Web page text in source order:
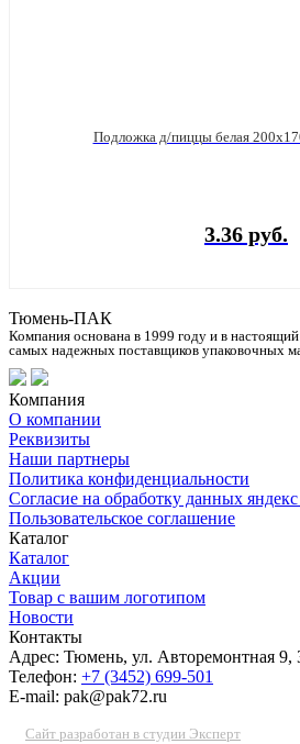
Подложка д/пиццы белая
3.36 руб.
Тюмень-ПАК
Компания основана в 1999 году и в
самых надежных поставщиков упаковочных
Компания
О компании
Реквизиты
Наши партнеры
Политика конфиденциальности
Согласие на обработку данных
Пользовательское соглашение
Каталог
Каталог
Акции
Товар с вашим логотипом
Новости
Контакты
Адрес: Тюмень, ул. Авторемонтная 9,
Телефон: +7 (3452) 699-501
E-mail: pak@pak72.ru
Сайт разработан в студии Эксперт